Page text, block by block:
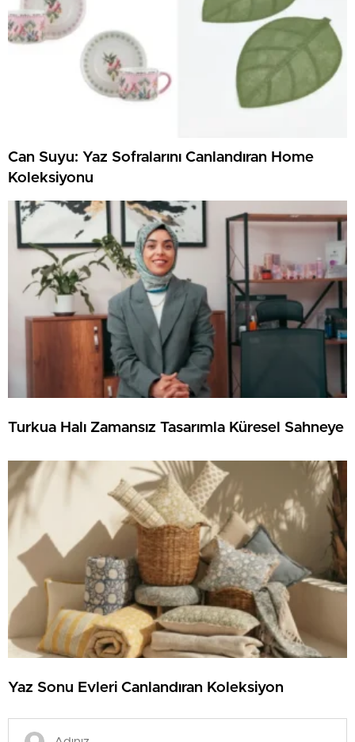
Can Suyu: Yaz Sofralarını Canlandıran Home
Koleksiyonu
Turkua Halı Zamansız Tasarımla Küresel Sahneye
Yaz Sonu Evleri Canlandıran Koleksiyon